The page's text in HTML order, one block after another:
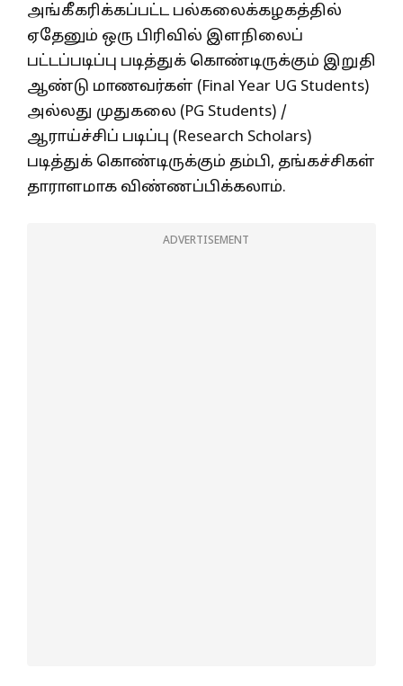
அங்கீகரிக்கப்பட்ட பல்கலைக்கழகத்தில்
ஏதேனும் ஒரு பிரிவில் இளநிலைப்
பட்டப்படிப்பு படித்துக் கொண்டிருக்கும் இறுதி
ஆண்டு மாணவர்கள் (Final Year UG Students)
அல்லது முதுகலை (PG Students) /
ஆராய்ச்சிப் படிப்பு (Research Scholars)
படித்துக் கொண்டிருக்கும் தம்பி, தங்கச்சிகள்
தாராளமாக விண்ணப்பிக்கலாம்.
ADVERTISEMENT